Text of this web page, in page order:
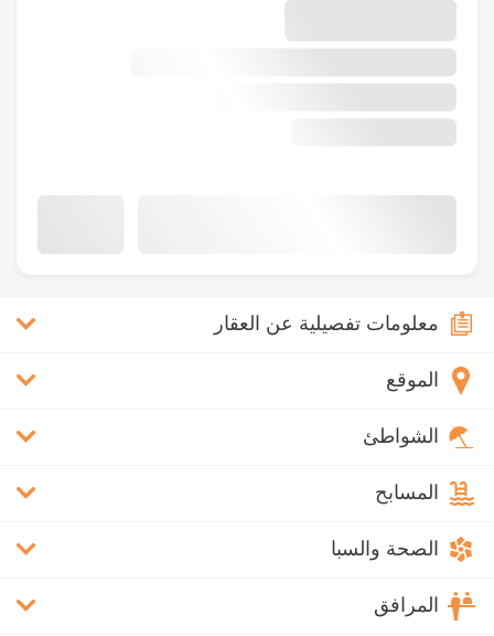
معلومات تفصيلية عن العقار
الموقع
الشواطئ
المسابح
الصحة والسبا
المرافق